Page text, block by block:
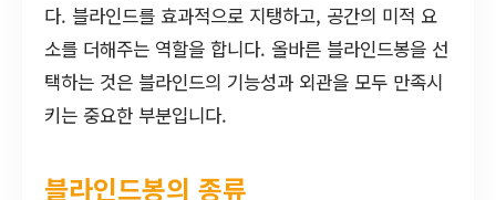
다. 블라인드를 효과적으로 지탱하고, 공간의 미적 요
소를 더해주는 역할을 합니다. 올바른 블라인드봉을 선
택하는 것은 블라인드의 기능성과 외관을 모두 만족시
키는 중요한 부분입니다.
블라인드봉의 종류